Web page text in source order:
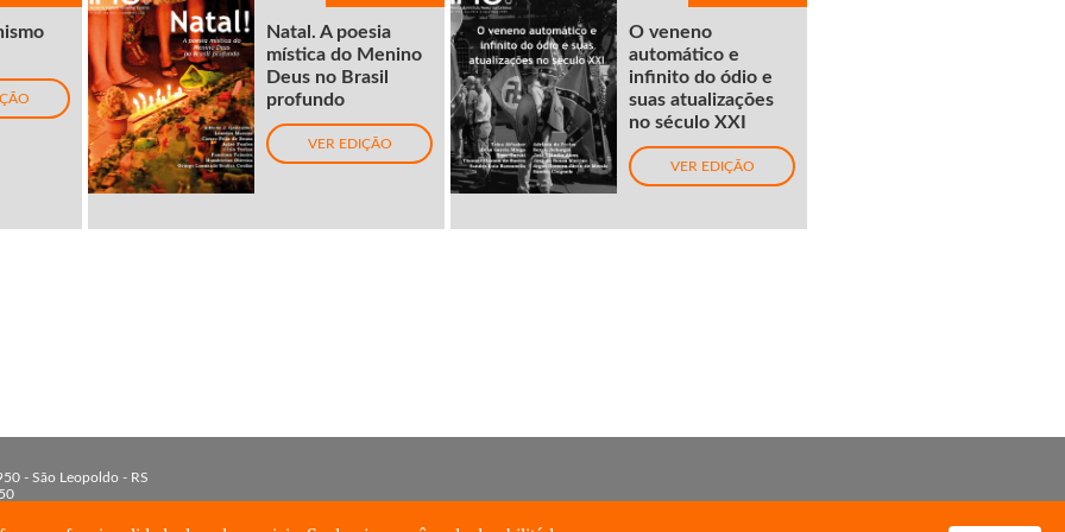
Natal. A poesia
mística do Menino
Deus no Brasil
profundo
VER EDIÇÃO
O veneno
automático e
infinito do ódio e
suas atualizações
no século XXI
VER EDIÇÃO
- São Leopoldo - RS